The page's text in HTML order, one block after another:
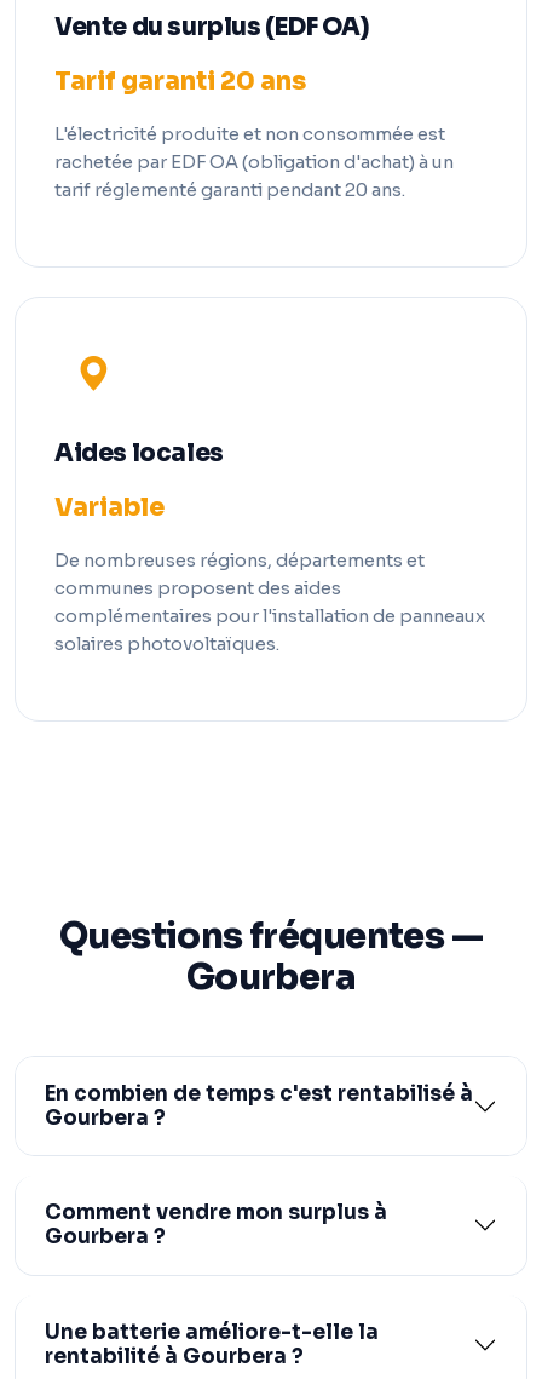
Vente du surplus (EDF OA)
Tarif garanti 20 ans
L'électricité produite et non consommée est
rachetée par EDF OA (obligation d'achat) à un
tarif réglementé garanti pendant 20 ans.
Aides locales
Variable
De nombreuses régions, départements et
communes proposent des aides
complémentaires pour l'installation de panneaux
solaires photovoltaïques.
Questions fréquentes —
Gourbera
En combien de temps c'est rentabilisé à
Gourbera ?
Comment vendre mon surplus à
Gourbera ?
Une batterie améliore-t-elle la
rentabilité à Gourbera ?